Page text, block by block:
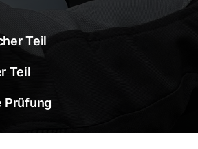
Teil
Teil
Prüfung